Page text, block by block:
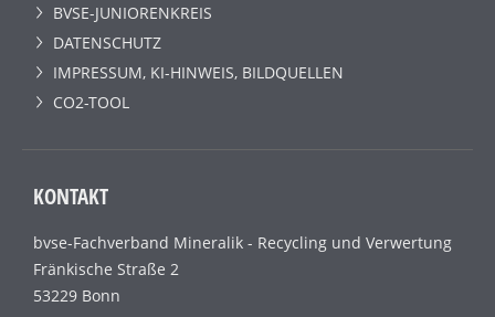
BVSE-JUNIORENKREIS
DATENSCHUTZ
IMPRESSUM, KI-HINWEIS, BILDQUELLEN
CO2-TOOL
KONTAKT
bvse-Fachverband Mineralik - Recycling und Verwertung
Fränkische Straße 2
53229 Bonn